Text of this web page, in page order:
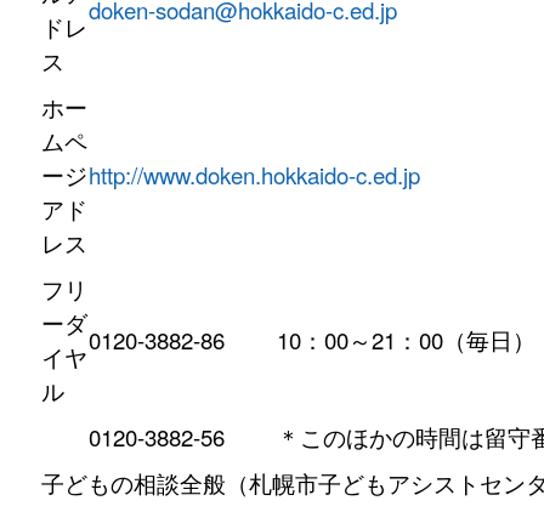
ドレ
ス
doken-sodan@hokkaido-c.ed.jp
ホー
ムペ
ージ
アド
レス
http://www.doken.hokkaido-c.ed.jp
フリ
ーダ
イヤ
ル
0120-3882-86 10：00～21：00（毎日）
0120-3882-56
＊このほかの時間は留守
子どもの相談全般（札幌市子どもアシストセン